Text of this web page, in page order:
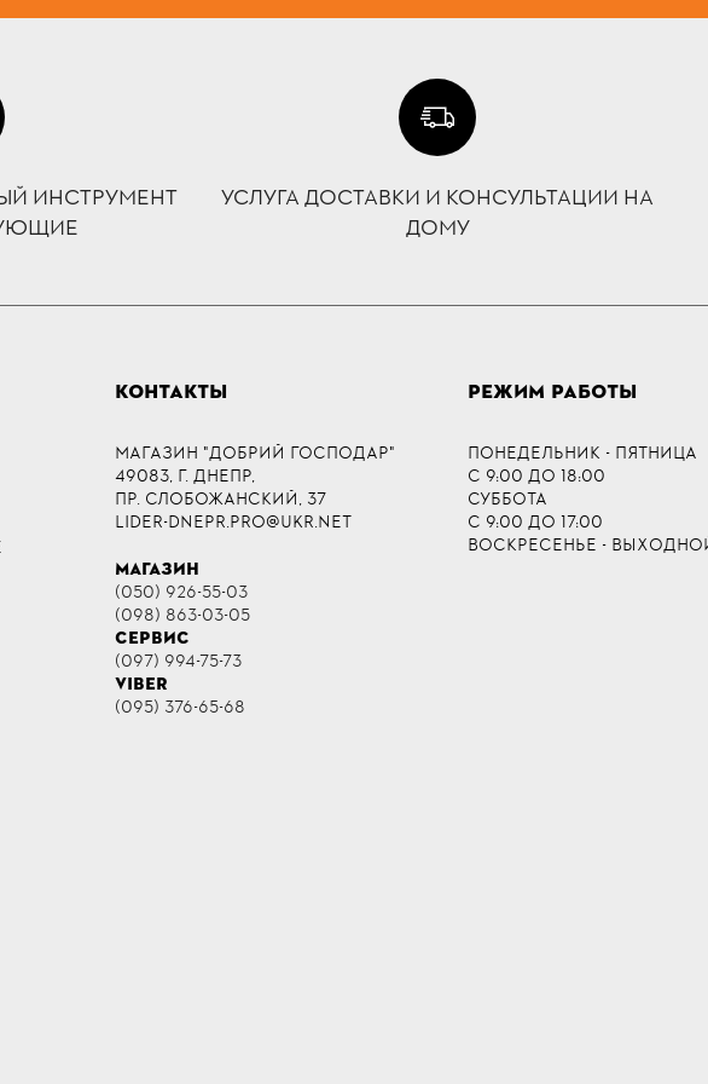
ИНСТРУМЕНТ
УСЛУГА ДОСТАВКИ И КОНСУЛЬТАЦИИ НА
ДОМУ
КОНТАКТЫ
МАГАЗИН "ДОБРИЙ ГОСПОДАР"
49083, Г. ДНЕПР,
ПР. СЛОБОЖАНСКИЙ, 37
LIDER-DNEPR.PRO@UKR.NET
МАГАЗИН
(050) 926-55-03
(098) 863-03-05
СЕРВИС
(097) 994-75-73
VIBER
(095) 376-65-68
РЕЖИМ РАБОТЫ
ПОНЕДЕЛЬНИК - ПЯТНИЦА
С 9:00 ДО 18:00
СУББОТА
С 9:00 ДО 17:00
ВОСКРЕСЕНЬЕ -